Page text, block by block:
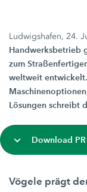
Ludwigshafen, 24.
Handwerksbetrieb
zum
weltweit
Lösungen schreibt
Download
Vögele prägt